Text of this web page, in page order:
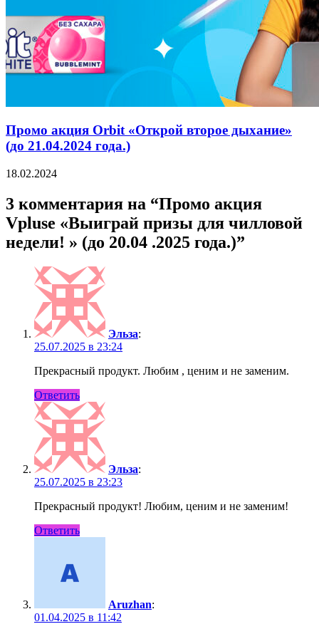
Промо акция Orbit «Открой второе дыхание»
(до 21.04.2024 года.)
18.02.2024
3 комментария на “Промо акция
Vpluse «Выиграй призы для чилловой
недели! » (до 20.04 .2025 года.)”
Эльза:
25.07.2025 в 23:24
Прекрасный продукт. Любим , ценим и не заменим.
Ответить
Эльза:
25.07.2025 в 23:23
Прекрасный продукт! Любим, ценим и не заменим!
Ответить
Aruzhan:
01.04.2025 в 11:42